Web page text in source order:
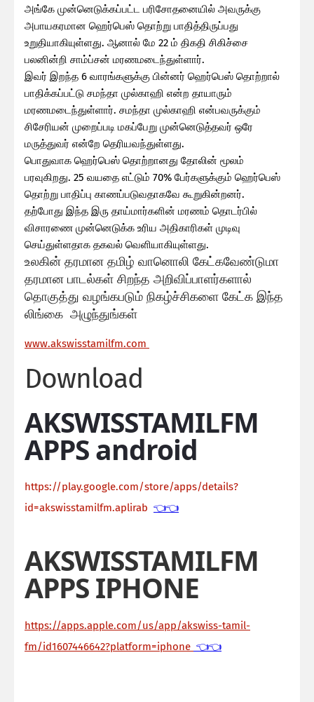
அங்கே முன்னெடுக்கப்பட்ட பரிசோதனையில் அவருக்கு
அபாயகரமான ஹெர்பெஸ் தொற்று பாதித்திருப்பது
உறுதியாகியுள்ளது. ஆனால் மே 22 ம் திகதி சிகிச்சை
பலனின்றி சாம்ப்சன் மரணமடைந்துள்ளார்.
இவர் இறந்த 6 வாரங்களுக்கு பின்னர் ஹெர்பெஸ் தொற்றால்
பாதிக்கப்பட்டு சமந்தா முல்காஹி என்ற தாயாரும்
மரணமடைந்துள்ளார். சமந்தா முல்காஹி என்பவருக்கும்
சிசேரியன் முறைப்படி மகப்பேறு முன்னெடுத்தவர் ஒரே
மருத்துவர் என்றே தெரியவந்துள்ளது.
பொதுவாக ஹெர்பெஸ் தொற்றானது தோலின் மூலம்
பரவுகிறது. 25 வயதை எட்டும் 70% பேர்களுக்கும் ஹெர்பெஸ்
தொற்று பாதிப்பு காணப்படுவதாகவே கூறுகின்றனர்.
தற்போது இந்த இரு தாய்மார்களின் மரணம் தொடர்பில்
விசாரணை முன்னெடுக்க உரிய அதிகாரிகள் முடிவு
செய்துள்ளதாக தகவல் வெளியாகியுள்ளது.
உலகின் தரமான தமிழ் வானொலி கேட்கவேண்டுமா
தரமான பாடல்கள் சிறந்த அறிவிப்பாளர்களால்
தொகுத்து வழங்கபடும் நிகழ்ச்சிகளை கேட்க இந்த
லிங்கை அழுந்துங்கள்
www.akswisstamilfm.com
Download
AKSWISSTAMILFM
APPS android
https://play.google.com/store/apps/details?
id=akswisstamilfm.aplirab 👈👈
AKSWISSTAMILFM
APPS IPHONE
https://apps.apple.com/us/app/akswiss-tamil-
fm/id1607446642?platform=iphone 👈👈